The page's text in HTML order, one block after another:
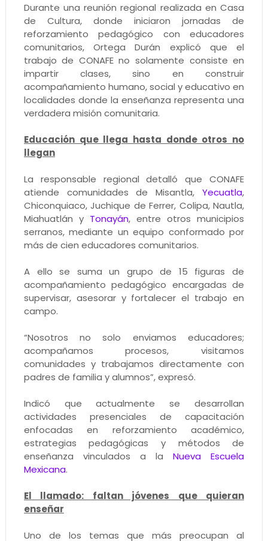
Durante una reunión regional realizada en Casa
de Cultura, donde iniciaron jornadas de
reforzamiento pedagógico con educadores
comunitarios, Ortega Durán explicó que el
trabajo de CONAFE no solamente consiste en
impartir clases, sino en construir
acompañamiento humano, social y educativo en
localidades donde la enseñanza representa una
verdadera misión comunitaria.
Educación que llega hasta donde otros no
llegan
La responsable regional detalló que CONAFE
atiende comunidades de Misantla,Yecuatla,
Chiconquiaco, Juchique de Ferrer, Colipa, Nautla,
Miahuatlán y Tonayán, entre otros municipios
serranos, mediante un equipo conformado por
más de cien educadores comunitarios.
A ello se suma un grupo de 15 figuras de
acompañamiento pedagógico encargadas de
supervisar, asesorar y fortalecer el trabajo en
campo.
“Nosotros no solo enviamos educadores;
acompañamos procesos, visitamos
comunidades y trabajamos directamente con
padres de familia y alumnos”, expresó.
Indicó que actualmente se desarrollan
actividades presenciales de capacitación
enfocadas en reforzamiento académico,
estrategias pedagógicas y métodos de
enseñanza vinculados a laNueva Escuela
Mexicana.
El llamado: faltan jóvenes que quieran
enseñar
Uno de los temas que más preocupan al